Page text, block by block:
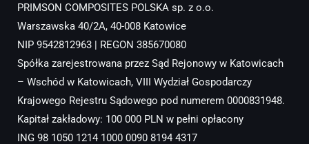
PRIMSON COMPOSITES POLSKA sp. z o.o.
Warszawska 40/2A, 40-008 Katowice
NIP 9542812963 | REGON 385670080
Spółka zarejestrowana przez Sąd Rejonowy w Katowicach
– Wschód w Katowicach, VIII Wydział Gospodarczy
Krajowego Rejestru Sądowego pod numerem 0000831948.
Kapitał zakładowy: 100 000 PLN w pełni opłacony
ING 98 1050 1214 1000 0090 8194 4317